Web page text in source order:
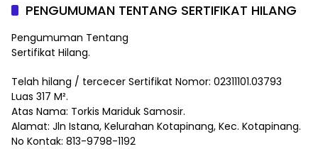
PENGUMUMAN TENTANG SERTIFIKAT HILANG
Pengumuman Tentang
Sertifikat Hilang.
Telah hilang / tercecer Sertifikat Nomor: 02311101.03793
Luas 317 M².
Atas Nama: Torkis Mariduk Samosir.
Alamat: Jln Istana, Kelurahan Kotapinang, Kec. Kotapinang.
No Kontak: 813-9798-1192